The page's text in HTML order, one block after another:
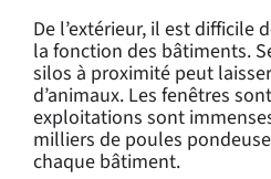
De l’extérieur, il est difficile
la fonction des bâtiments.
silos à proximité peut
d’animaux. Les fenêtres
exploitations sont
milliers de poules
chaque bâtiment.